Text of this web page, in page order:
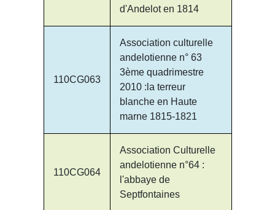
d'Andelot en 1814
110CG063
Association culturelle
andelotienne n° 63
3ème quadrimestre
2010 :la terreur
blanche en Haute
marne 1815-1821
110CG064
Association Culturelle
andelotienne n°64 :
l'abbaye de
Septfontaines